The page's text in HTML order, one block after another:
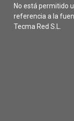
No está permitido
referencia a la
Tecma Red S.L.